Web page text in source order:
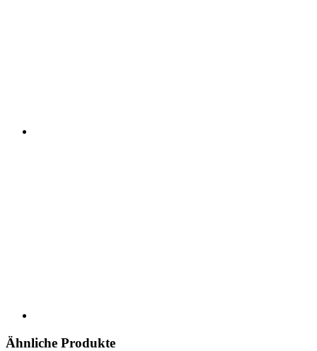
Ähnliche Produkte